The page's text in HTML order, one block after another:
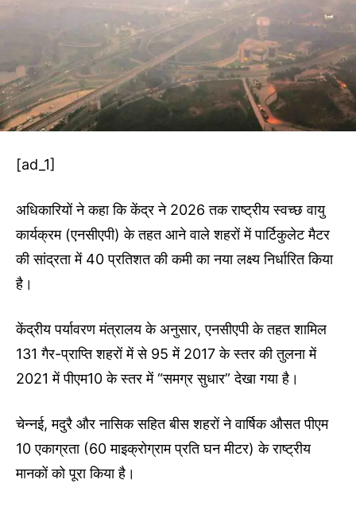
[ad_1]
अधिकारियों ने कहा कि केंद्र ने 2026 तक राष्ट्रीय स्वच्छ वायु
कार्यक्रम (एनसीएपी) के तहत आने वाले शहरों में पार्टिकुलेट मैटर
की सांद्रता में 40 प्रतिशत की कमी का नया लक्ष्य निर्धारित किया
है।
केंद्रीय पर्यावरण मंत्रालय के अनुसार, एनसीएपी के तहत शामिल
131 गैर-प्राप्ति शहरों में से 95 में 2017 के स्तर की तुलना में
2021 में पीएम10 के स्तर में “समग्र सुधार” देखा गया है।
चेन्नई, मदुरै और नासिक सहित बीस शहरों ने वार्षिक औसत पीएम
10 एकाग्रता (60 माइक्रोग्राम प्रति घन मीटर) के राष्ट्रीय
मानकों को पूरा किया है।